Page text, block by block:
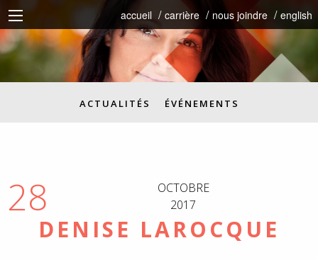
accueil carrière nous joindre english
ACTUALITÉS ÉVÉNEMENTS
28
OCTOBRE
2017
DENISE LAROCQUE